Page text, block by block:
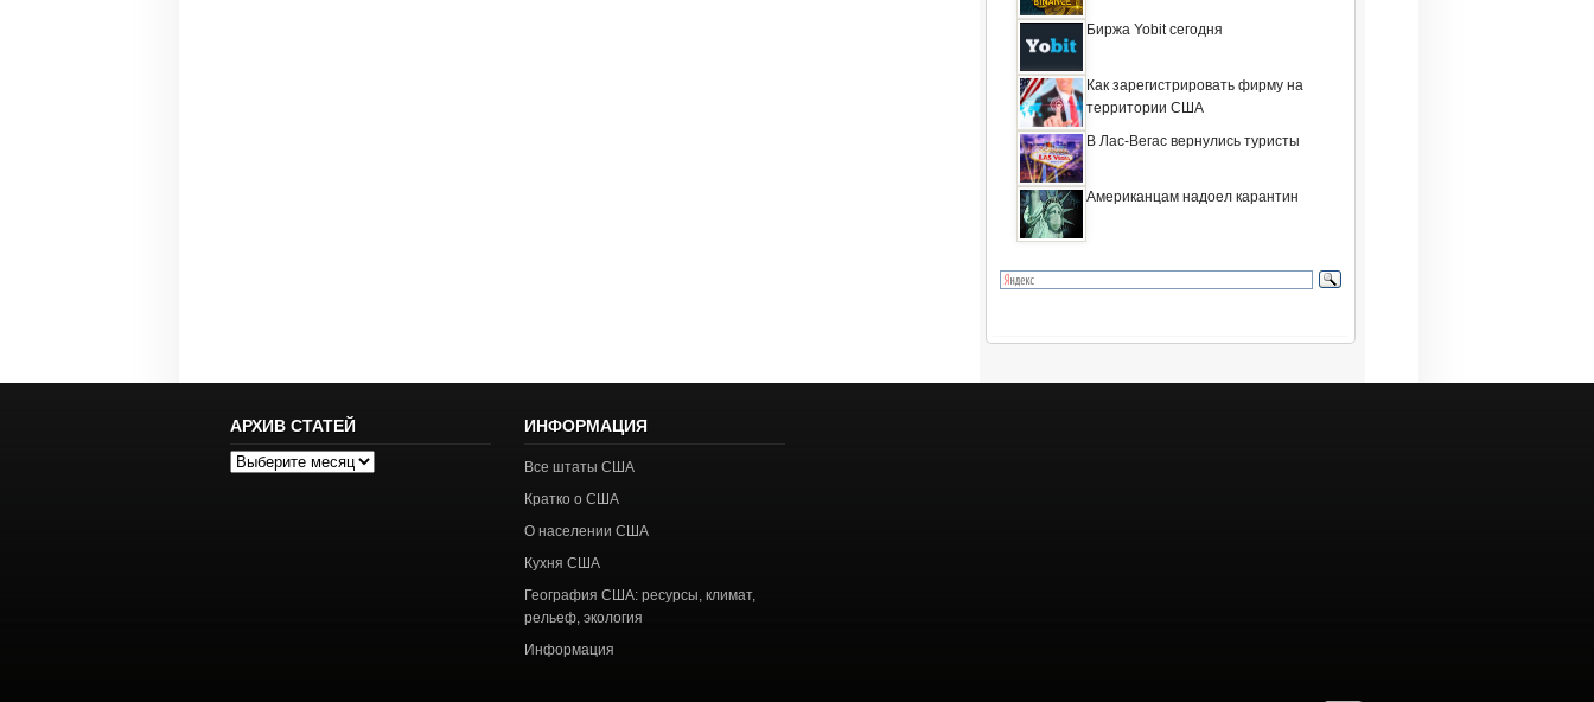
Биржа Yobit сегодня
Как зарегистрировать фирму на
территории США
В Лас-Вегас вернулись туристы
Американцам надоел карантин
АРХИВ СТАТЕЙ
Архив
ИНФОРМАЦИЯ
Все штаты США
Кратко о США
О населении США
Кухня США
География США: ресурсы, климат,
рельеф, экология
Информация